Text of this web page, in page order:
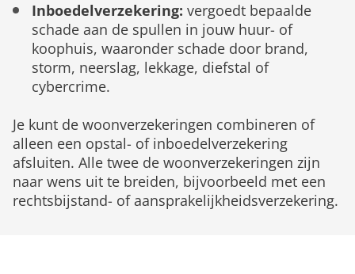
Inboedelverzekering: vergoedt bepaalde
schade aan de spullen in jouw huur- of
koophuis, waaronder schade door brand,
storm, neerslag, lekkage, diefstal of
cybercrime.
Je kunt de woonverzekeringen combineren of
alleen een opstal- of inboedelverzekering
afsluiten. Alle twee de woonverzekeringen zijn
naar wens uit te breiden, bijvoorbeeld met een
rechtsbijstand- of aansprakelijkheidsverzekering.